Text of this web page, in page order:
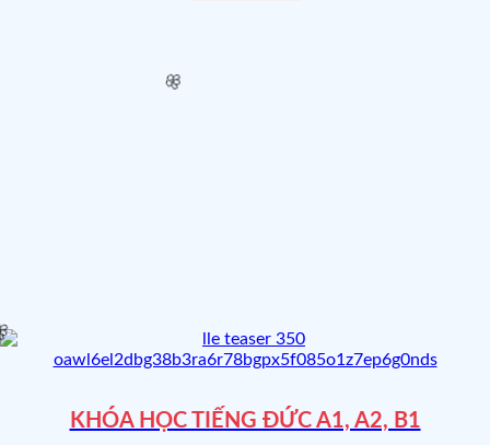
🌸
KHÓA HỌC TIẾNG ĐỨC A1, A2, B1